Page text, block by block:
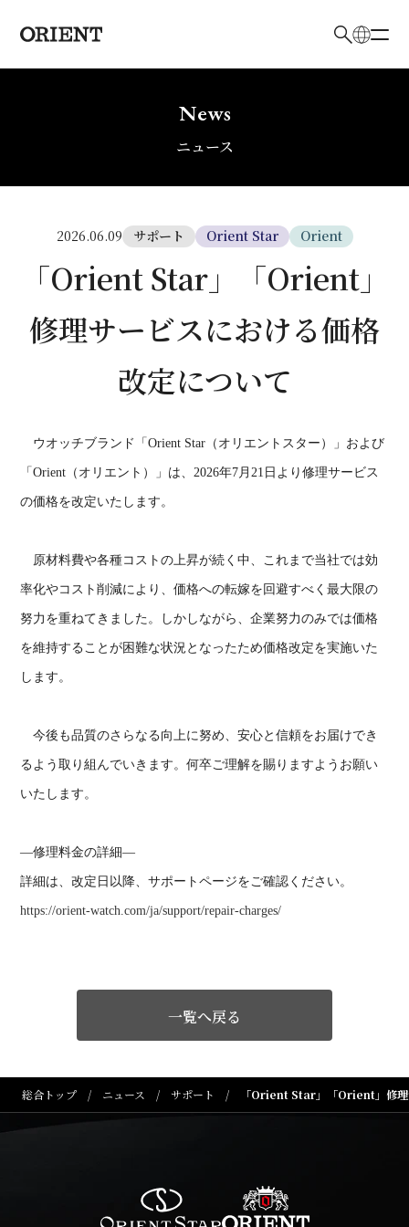
日本語
News
ニュース
2026.06.09 サポート Orient Star Orient
「Orient Star」「Orient」
修理サービスにおける価格
改定について
ウオッチブランド「Orient Star（オリエントスター）」および
「Orient（オリエント）」は、2026年7月21日より修理サービス
の価格を改定いたします。
原材料費や各種コストの上昇が続く中、これまで当社では効
率化やコスト削減により、価格への転嫁を回避すべく最大限の
努力を重ねてきました。しかしながら、企業努力のみでは価格
を維持することが困難な状況となったため価格改定を実施いた
します。
今後も品質のさらなる向上に努め、安心と信頼をお届けでき
るよう取り組んでいきます。何卒ご理解を賜りますようお願い
いたします。
―修理料金の詳細―
詳細は、改定日以降、サポートページをご確認ください。
https://orient-watch.com/ja/support/repair-charges/
一覧へ戻る
総合トップ ニュース サポート 「Orient Star」「Orient」修理